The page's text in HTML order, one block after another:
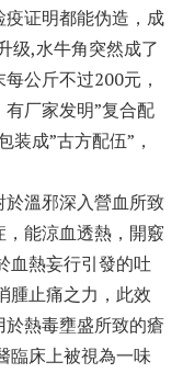
证明都能伪造，成
级,水牛角突然成了
公斤不过200元，
厂家发明”复合配
成”古方配伍”，
溫邪深入營血所致
能涼血透熱，開竅
血熱妄行引發的吐
腫止痛之力，此效
熱毒壅盛所致的瘡
臨床上被視為一味